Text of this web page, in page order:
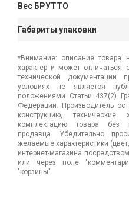
Вес БРУТТО
Габариты упаковки
*Внимание: описание товара
характер и может отличаться
технической документации
условиях не является
положениями Статьи 437(2)
Федерации. Производитель
конструкцию, технические
комплектацию товара без
продавца. Убедительно
желаемые характеристики
интернет-магазина
или через поле
"корзины".